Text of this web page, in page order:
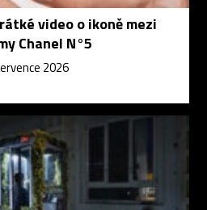
video o ikoně mezi
Chanel N°5
2026